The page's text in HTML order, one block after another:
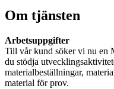
Om tjänsten
Arbetsuppgifter
Till vår kund söker vi nu en
du stödja
materialbeställningar,
material för prov.